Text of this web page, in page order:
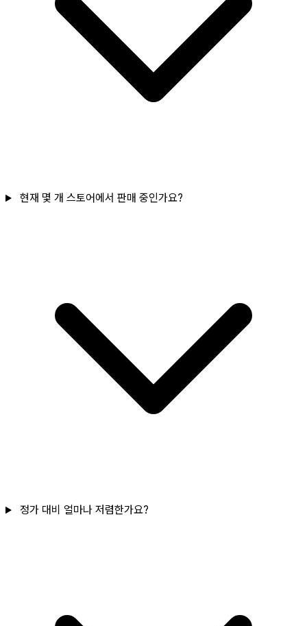
현재 몇 개 스토어에서 판매 중인가요?
정가 대비 얼마나 저렴한가요?